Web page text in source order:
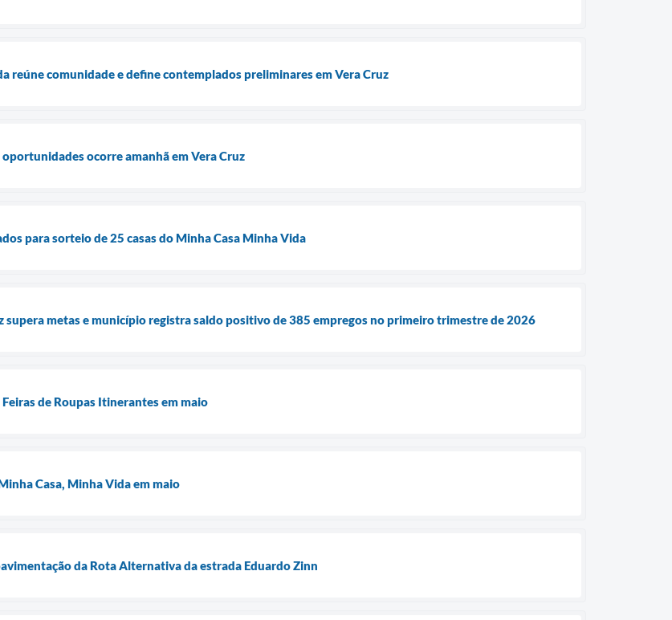
reúne comunidade e define contemplados preliminares em Vera Cruz
oportunidades ocorre amanhã em Vera Cruz
para sorteio de 25 casas do Minha Casa Minha Vida
supera metas e município registra saldo positivo de 385 empregos no primeiro trimestre de 2026
de Roupas Itinerantes em maio
Casa, Minha Vida em maio
da Rota Alternativa da estrada Eduardo Zinn